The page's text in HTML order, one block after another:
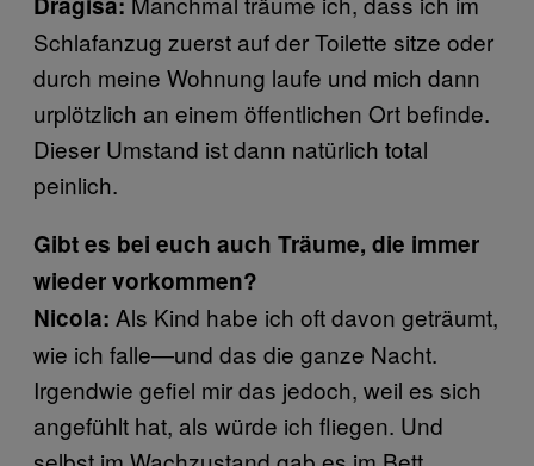
Schlafanzug zuerst auf der Toilette sitze oder
durch meine Wohnung laufe und mich dann
urplötzlich an einem öffentlichen Ort befinde.
Dieser Umstand ist dann natürlich total
peinlich.
Gibt es bei euch auch Träume, die immer
wieder vorkommen?
Nicola: Als Kind habe ich oft davon geträumt,
wie ich falle—und das die ganze Nacht.
Irgendwie gefiel mir das jedoch, weil es sich
angefühlt hat, als würde ich fliegen. Und